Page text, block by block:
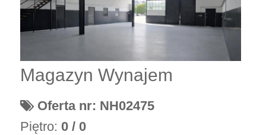
Magazyn Wynajem
Oferta nr: NH02475
Piętro: 0 / 0